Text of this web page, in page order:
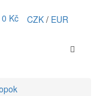
0 Kč CZK / EUR